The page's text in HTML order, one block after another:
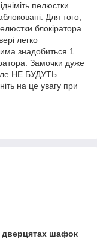
пелюстки
Для того,
блокіратора
легко
знадобиться 1
Замочки дуже
НЕ БУДУТЬ
на це увагу при
дверцятах шафок